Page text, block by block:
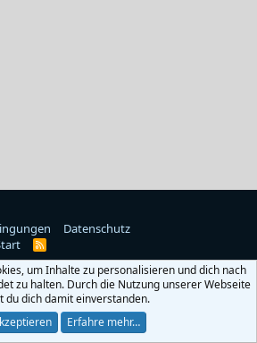
Datenschutz
R
S
um Inhalte zu personalisieren und dich nach
zu halten. Durch die Nutzung unserer Webseite
du dich damit einverstanden.
Erfahre mehr…